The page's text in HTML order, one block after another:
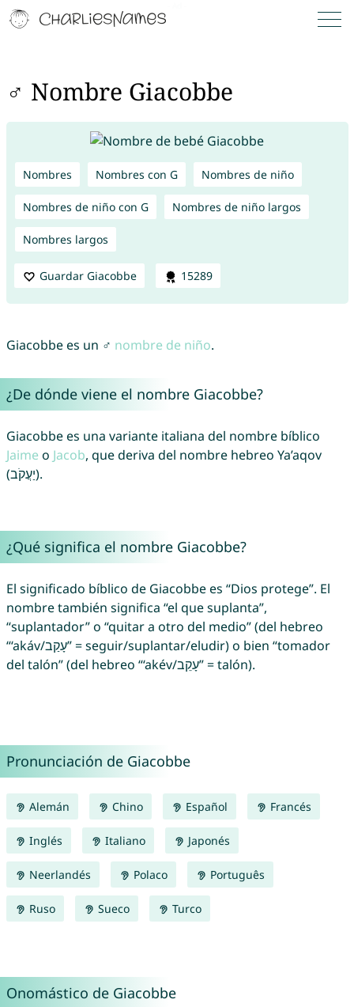
♂ Nombre Giacobbe
Nombres Nombres con G Nombres de niño
Nombres de niño con G Nombres de niño largos
Nombres largos
Guardar Giacobbe 15289
Giacobbe es un ♂ nombre de niño.
¿De dónde viene el nombre Giacobbe?
Giacobbe es una variante italiana del nombre bíblico
Jaime o Jacob, que deriva del nombre hebreo Ya’aqov
(יַעֲקֹב).
¿Qué significa el nombre Giacobbe?
El significado bíblico de Giacobbe es “Dios protege”. El
nombre también significa “el que suplanta”,
“suplantador” o “quitar a otro del medio” (del hebreo
“‘akáv/עָקַב” = seguir/suplantar/eludir) o bien “tomador
del talón” (del hebreo “‘akév/עָקֵב” = talón).
Pronunciación de Giacobbe
Alemán Chino Español Francés
Inglés Italiano Japonés
Neerlandés Polaco Português
Ruso Sueco Turco
Onomástico de Giacobbe